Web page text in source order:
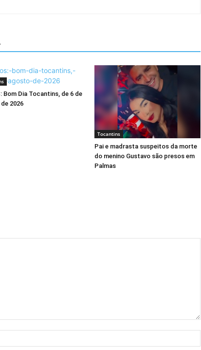
Bom Dia Tocantins, de 6 de
2026
Tocantins
Pai e madrasta suspeitos da morte
do menino Gustavo são presos em
Palmas